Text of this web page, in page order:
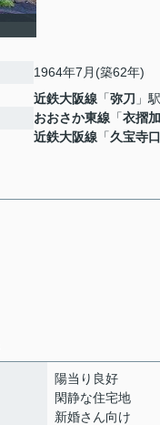
1964年7月(築62年)
近鉄大阪線 「弥刀 」
おおさか東線 「衣摺
近鉄大阪線 「久宝寺口
陽当り良好
閑静な住宅地
新婚さん向け